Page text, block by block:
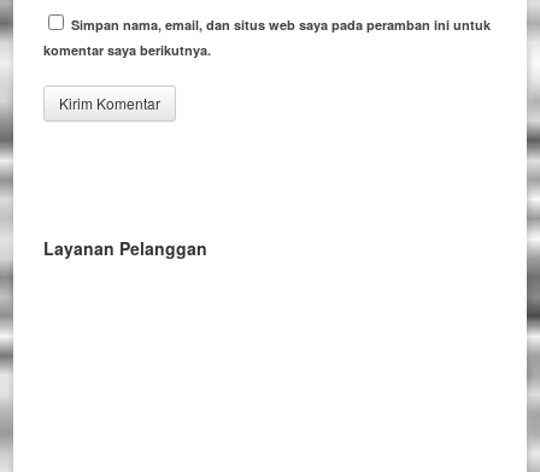
Simpan nama, email, dan situs web saya pada peramban ini untuk
komentar saya berikutnya.
Layanan Pelanggan